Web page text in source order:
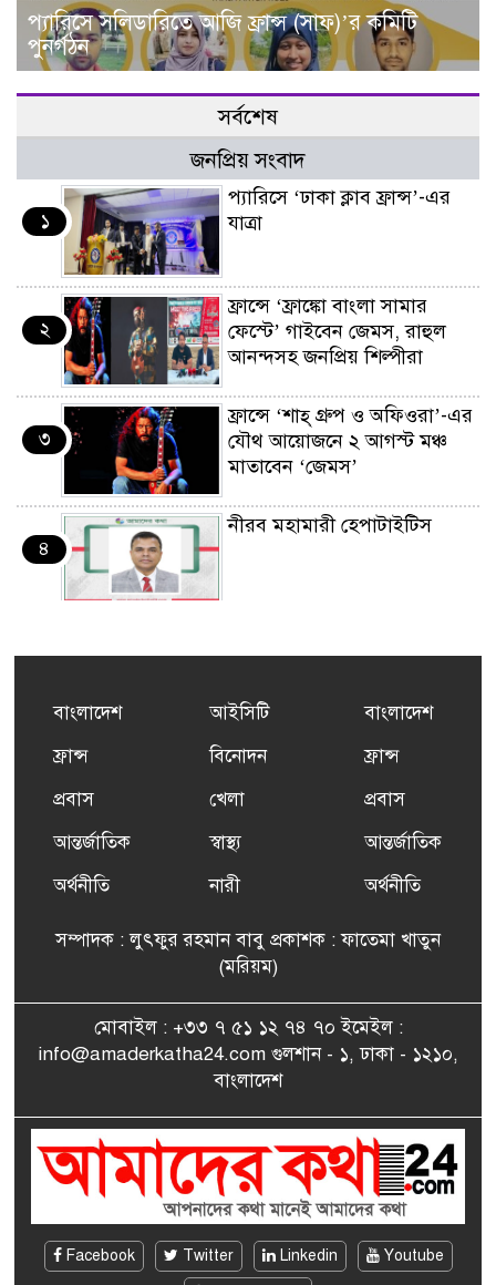
প্যারিসে সলিডারিতে আজি ফ্রান্স (সাফ)’র কমিটি
পুনর্গঠন
সর্বশেষ
জনপ্রিয় সংবাদ
১
প্যারিসে ‘ঢাকা ক্লাব ফ্রান্স’-এর
যাত্রা
২
ফ্রান্সে ‘ফ্রাঙ্কো বাংলা সামার
ফেস্টে’ গাইবেন জেমস, রাহুল
আনন্দসহ জনপ্রিয় শিল্পীরা
৩
ফ্রান্সে ‘শাহ্ গ্রুপ ও অফিওরা’-এর
যৌথ আয়োজনে ২ আগস্ট মঞ্চ
মাতাবেন ‘জেমস’
৪
নীরব মহামারী হেপাটাইটিস
৫
এর সম্পূর্ণ বিনামূল্যের সুশি
ফ্রান্সসহ ইউরোপীয় দেশসমূহে
দাবদাহ: কারণ, প্রভাব ও করণীয়
ফ্রান্সে সংবর্ধিত হলেন যুক্তরাজ্য
বিএনপি’র আহ্বায়ক কমিটির
সাংবাদিকতায় কৃতিত্বের পুরস্কার
এমপি মমতাজ আলোকে
জেলা প্রবাসী এসোসিয়েশন’
বেদে সম্প্রদায় নিয়ে প্যারিসে
তথ্য-চলচ্চিত্র “ভাসমান জীবন”
বাংলাদেশ
ফ্রান্স
প্রবাস
আন্তর্জাতিক
অর্থনীতি
আইসিটি
বিনোদন
খেলা
স্বাস্থ্য
নারী
বাংলাদেশ
ফ্রান্স
প্রবাস
আন্তর্জাতিক
অর্থনীতি
সম্পাদক : লুৎফুর রহমান বাবু প্রকাশক : ফাতেমা খাতুন
(মরিয়ম)
মোবাইল : +৩৩ ৭ ৫১ ১২ ৭৪ ৭০ ইমেইল :
info@amaderkatha24.com গুলশান - ১, ঢাকা - ১২১০,
বাংলাদেশ
Facebook Twitter Linkedin
Youtube